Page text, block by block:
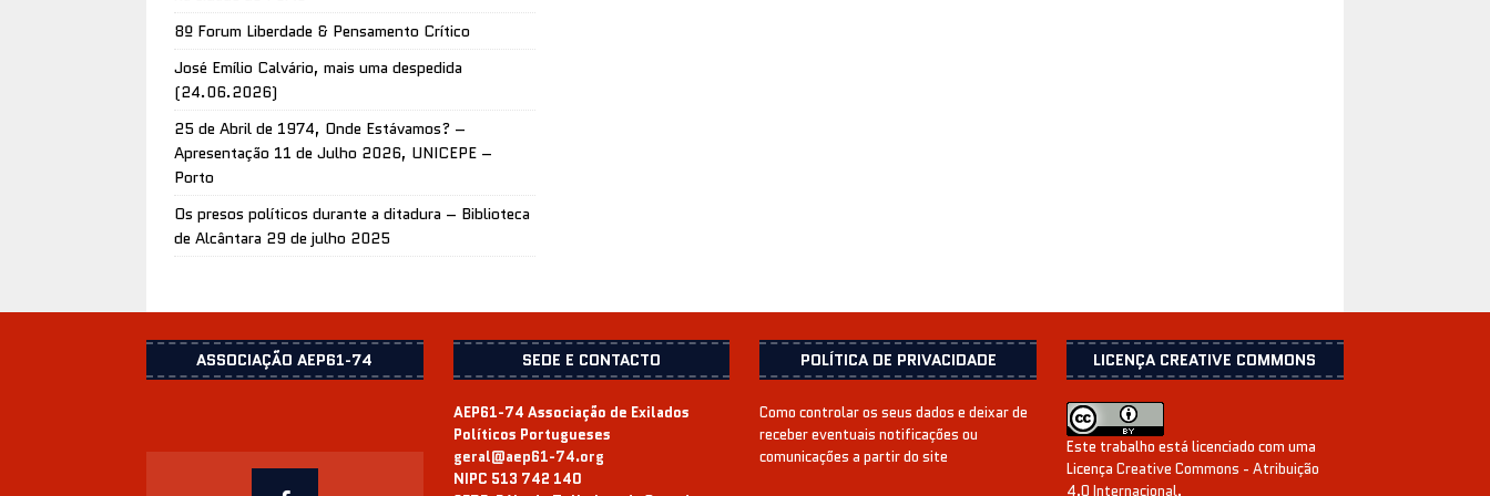
8º Forum Liberdade & Pensamento Crítico
José Emílio Calvário, mais uma despedida
(24.06.2026)
25 de Abril de 1974, Onde Estávamos? –
Apresentação 11 de Julho 2026, UNICEPE –
Porto
Os presos políticos durante a ditadura – Biblioteca
de Alcântara 29 de julho 2025
ASSOCIAÇÃO AEP61-74 SEDE E CONTACTO
AEP61-74 Associação de Exilados
Políticos Portugueses
geral@aep61-74.org
NIPC 513 742 140
POLÍTICA DE PRIVACIDADE
Como controlar os seus dados e deixar de
receber eventuais notificações ou
comunicações a partir do site
LICENÇA CREATIVE COMMONS
Este trabalho está licenciado com uma
LicençaCreative Commons - Atribuição
4.0 Internacional.